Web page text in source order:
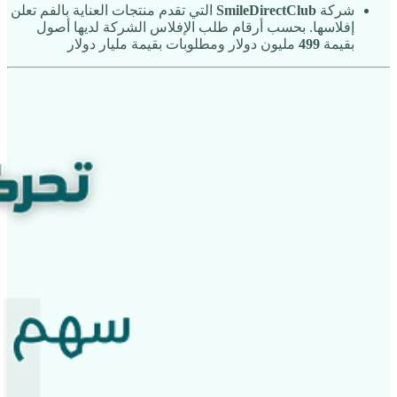
شركة SmileDirectClub التي تقدم منتجات العناية بالفم تعلن
إفلاسها. بحسب أرقام طلب الإفلاس الشركة لديها أصول
بقيمة 499 مليون دولار ومطلوبات بقيمة مليار دولار